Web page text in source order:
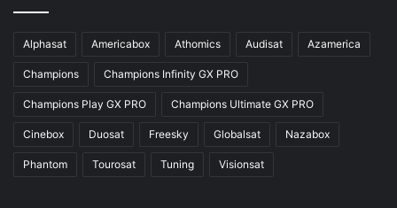
Alphasat Americabox Athomics Audisat Azamerica
Champions Champions Infinity GX PRO
Champions Play GX PRO Champions Ultimate GX PRO
Cinebox Duosat Freesky Globalsat Nazabox
Phantom Tourosat Tuning Visionsat